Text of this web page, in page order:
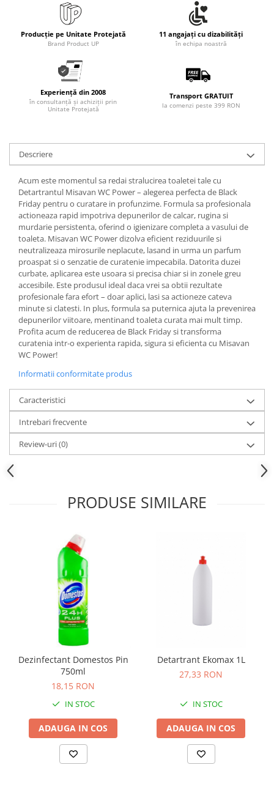
Producție pe Unitate Protejată
Brand Product UP
11 angajați cu dizabilități
în echipa noastră
Experiență din 2008
în consultanță și achiziții prin
Unitate Protejată
Transport GRATUIT
la comenzi peste 399 RON
Descriere
Acum este momentul sa redai stralucirea toaletei tale cu
Detartrantul Misavan WC Power – alegerea perfecta de Black
Friday pentru o curatare in profunzime. Formula sa profesionala
actioneaza rapid impotriva depunerilor de calcar, rugina si
murdarie persistenta, oferind o igienizare completa a vasului de
toaleta. Misavan WC Power dizolva eficient reziduurile si
neutralizeaza mirosurile neplacute, lasand in urma un parfum
proaspat si o senzatie de curatenie impecabila. Datorita duzei
curbate, aplicarea este usoara si precisa chiar si in zonele greu
accesibile. Este produsul ideal daca vrei sa obtii rezultate
profesionale fara efort – doar aplici, lasi sa actioneze cateva
minute si clatesti. In plus, formula sa puternica ajuta la prevenirea
depunerilor viitoare, mentinand toaleta curata mai mult timp.
Profita acum de reducerea de Black Friday si transforma
curatenia intr-o experienta rapida, sigura si eficienta cu Misavan
WC Power!
Informatii conformitate produs
Caracteristici
Intrebari frecvente
Review-uri(0)
PRODUSE SIMILARE
Dezinfectant Domestos Pin
750ml
18,15 RON
IN STOC
ADAUGA IN COS
Detartrant Ekomax 1L
27,33 RON
IN STOC
ADAUGA IN COS